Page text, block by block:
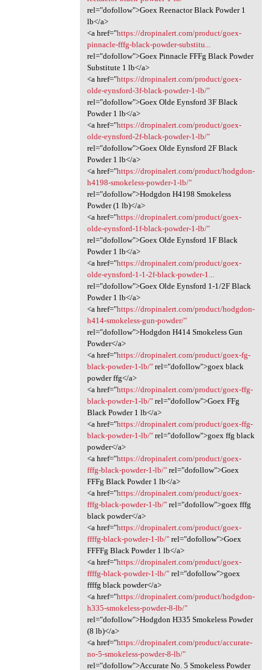
rel="dofollow">Goex Reenactor Black Powder 1
lb</a>
<a href="https://dropinalert.com/product/goex-
pinnacle-fffg-black-powder-substitu...
rel="dofollow">Goex Pinnacle FFFg Black Powder
Substitute 1 lb</a>
<a href="https://dropinalert.com/product/goex-
olde-eynsford-3f-black-powder-1-lb/"
rel="dofollow">Goex Olde Eynsford 3F Black
Powder 1 lb</a>
<a href="https://dropinalert.com/product/goex-
olde-eynsford-2f-black-powder-1-lb/"
rel="dofollow">Goex Olde Eynsford 2F Black
Powder 1 lb</a>
<a href="https://dropinalert.com/product/hodgdon-
h4198-smokeless-powder-1-lb/"
rel="dofollow">Hodgdon H4198 Smokeless
Powder (1 lb)</a>
<a href="https://dropinalert.com/product/goex-
olde-eynsford-1f-black-powder-1-lb/"
rel="dofollow">Goex Olde Eynsford 1F Black
Powder 1 lb</a>
<a href="https://dropinalert.com/product/goex-
olde-eynsford-1-1-2f-black-powder-1...
rel="dofollow">Goex Olde Eynsford 1-1/2F Black
Powder 1 lb</a>
<a href="https://dropinalert.com/product/hodgdon-
h414-smokeless-gun-powder/"
rel="dofollow">Hodgdon H414 Smokeless Gun
Powder</a>
<a href="https://dropinalert.com/product/goex-fg-
black-powder-1-lb/"rel="dofollow">goex black
powder ffg</a>
<a href="https://dropinalert.com/product/goex-ffg-
black-powder-1-lb/"rel="dofollow">Goex FFg
Black Powder 1 lb</a>
<a href="https://dropinalert.com/product/goex-ffg-
black-powder-1-lb/"rel="dofollow">goex ffg black
powder</a>
<a href="https://dropinalert.com/product/goex-
fffg-black-powder-1-lb/"rel="dofollow">Goex
FFFg Black Powder 1 lb</a>
<a href="https://dropinalert.com/product/goex-
fffg-black-powder-1-lb/"rel="dofollow">goex fffg
black powder</a>
<a href="https://dropinalert.com/product/goex-
ffffg-black-powder-1-lb/"rel="dofollow">Goex
FFFFg Black Powder 1 lb</a>
<a href="https://dropinalert.com/product/goex-
ffffg-black-powder-1-lb/"rel="dofollow">goex
ffffg black powder</a>
<a href="https://dropinalert.com/product/hodgdon-
h335-smokeless-powder-8-lb/"
rel="dofollow">Hodgdon H335 Smokeless Powder
(8 lb)</a>
<a href="https://dropinalert.com/product/accurate-
no-5-smokeless-powder-8-lb/"
rel="dofollow">Accurate No. 5 Smokeless Powder